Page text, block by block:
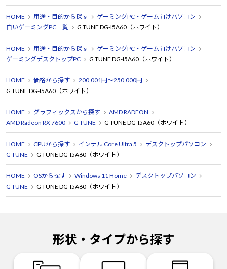
HOME 用途・目的から探す
ゲーミングPC・ゲーム向けパソコン
白いゲーミングPC一覧
G TUNE DG-I5A60（ホワイト）
HOME 用途・目的から探す
ゲーミングPC・ゲーム向けパソコン
ゲーミングデスクトップPC
G TUNE DG-I5A60（ホワイト）
HOME 価格から探す
200,001円～250,000円
G TUNE DG-I5A60（ホワイト）
HOME グラフィックスから探す
AMD RADEON
AMD Radeon RX 7600
G TUNE G TUNE DG-I5A60（ホワイト）
HOME CPUから探す インテル Core Ultra 5
デスクトップパソコン
G TUNE
G TUNE DG-I5A60（ホワイト）
HOME OSから探す Windows 11 Home
デスクトップパソコン
G TUNE
G TUNE DG-I5A60（ホワイト）
形状・タイプから探す